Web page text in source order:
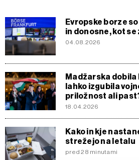
Evropske borze
in donosne, kot se
04.08.2026
Madžarska dobila
lahko izgubila
priložnost ali
18.04.2026
Kako in kje
strežejo na letalu
pred 28 minutami